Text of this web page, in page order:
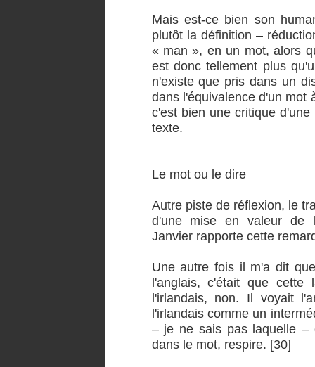
Mais est-ce bien son
plutôt la définition –
« man », en un mot, alors
est donc tellement plus
n'existe que pris dans un
dans l'équivalence d'un mot
c'est bien une critique
texte.
Le mot ou le dire
Autre piste de réflexion, le
d'une mise en valeur de
Janvier rapporte cette
Une autre fois il m'a dit
l'anglais, c'était que cette
l'irlandais, non. Il voyait
l'irlandais comme un
– je ne sais pas laquelle –
dans le mot, respire. [30]